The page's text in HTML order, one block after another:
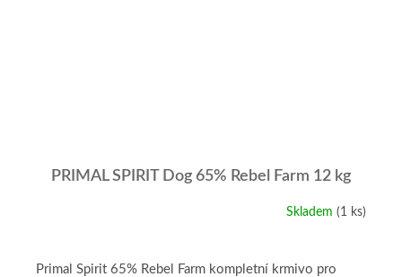
PRIMAL SPIRIT Dog 65% Rebel Farm 12 kg
Skladem (1 ks)
Primal Spirit 65% Rebel Farm kompletní krmivo pro